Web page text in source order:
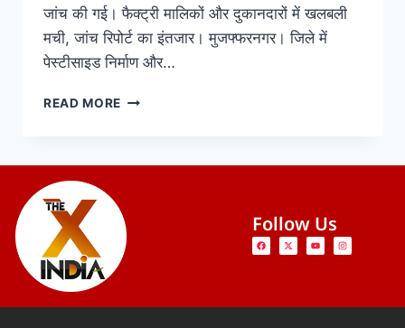
जांच की गई। फैक्ट्री मालिकों और दुकानदारों में खलबली
मची, जांच रिपोर्ट का इंतजार। मुजफ्फरनगर। जिले में
पेस्टीसाइड निर्माण और…
READ MORE
Follow Us